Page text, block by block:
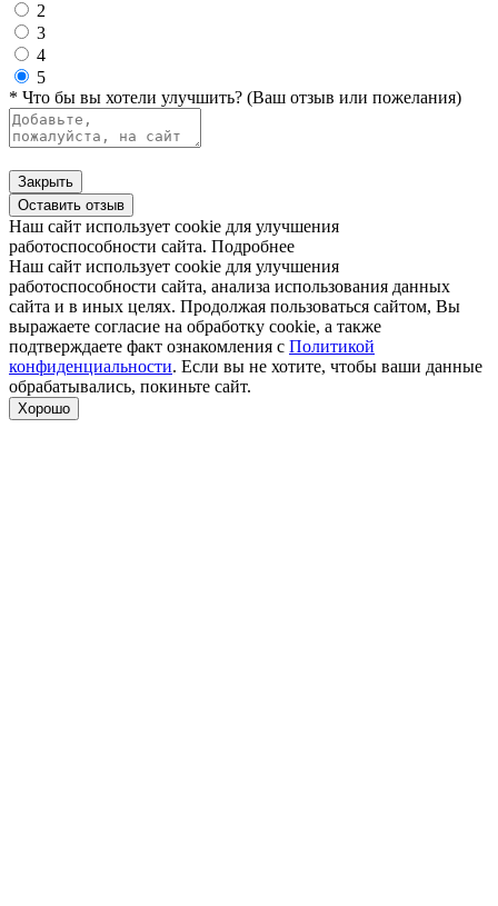
2
3
4
5
* Что бы вы хотели улучшить? (Ваш отзыв или пожелания)
Закрыть
Оставить отзыв
Наш сайт использует cookie для улучшения
работоспособности сайта. Подробнее
Наш сайт использует cookie для улучшения
работоспособности сайта, анализа использования данных
сайта и в иных целях. Продолжая пользоваться сайтом, Вы
выражаете согласие на обработку cookie, а также
подтверждаете факт ознакомления с Политикой
конфиденциальности. Если вы не хотите, чтобы ваши данные
обрабатывались, покиньте сайт.
Хорошо